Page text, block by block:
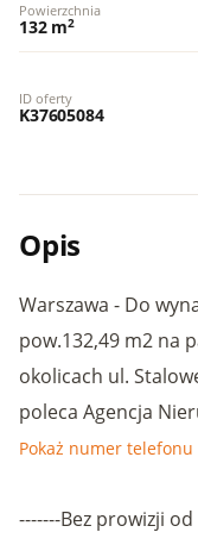
Powierzchnia
132 m2
ID oferty
K37605084
Opis
Warszawa - Do
pow.132,49 m2 na
okolicach ul.
poleca Agencja
Pokaż numer telefonu
-------Bez prowizji